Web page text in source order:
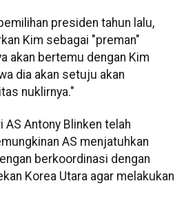
presiden tahun lalu,
Kim sebagai "preman"
akan bertemu dengan Kim
dia akan setuju akan
nuklirnya."
AS Antony Blinken telah
AS menjatuhkan
berkoordinasi dengan
Korea Utara agar melakukan